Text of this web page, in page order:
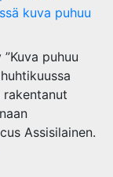
kuva puhuu
puhuu
Assisilainen.